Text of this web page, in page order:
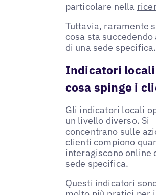
particolare nella
Tuttavia, raramente
cosa sta succedendo
di una sede specifica.
Indicatori
cosa spinge i
Gli indicatori locali
un livello diverso. Si
concentrano sulle
clienti compiono
interagiscono online
sede specifica.
Questi indicatori